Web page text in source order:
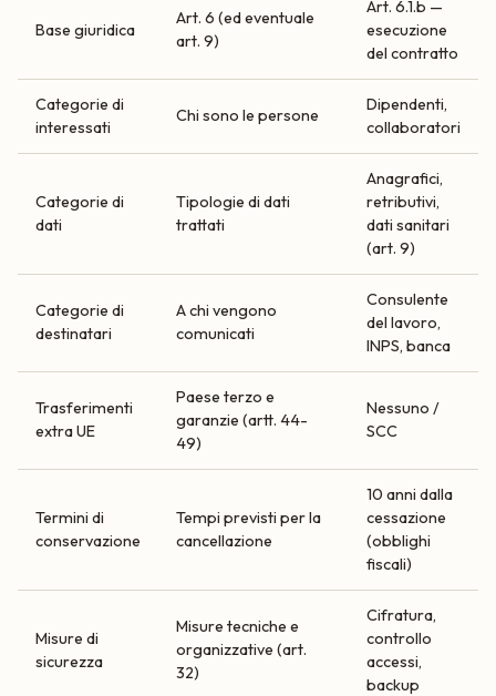
Base giuridica
Art. 6 (ed eventuale
art. 9)
Art. 6.1.b —
esecuzione
del contratto
Categorie di
interessati
Chi sono le persone
Dipendenti,
collaboratori
Categorie di
dati
Tipologie di dati
trattati
Anagrafici,
retributivi,
dati sanitari
(art. 9)
Categorie di
destinatari
A chi vengono
comunicati
Consulente
del lavoro,
INPS, banca
Trasferimenti
extra UE
Paese terzo e
garanzie (artt. 44-
49)
Nessuno /
SCC
Termini di
conservazione
Tempi previsti per la
cancellazione
10 anni dalla
cessazione
(obblighi
fiscali)
Misure di
sicurezza
Misure tecniche e
organizzative (art.
32)
Cifratura,
controllo
accessi,
backup